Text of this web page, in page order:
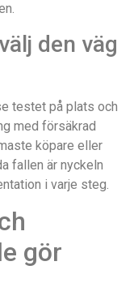
den väg
testet på plats och
med försäkrad
köpare eller
fallen är nyckeln
i varje steg.
gör